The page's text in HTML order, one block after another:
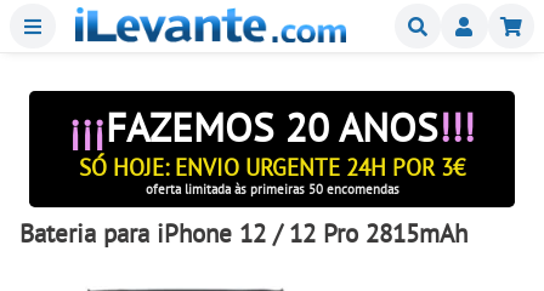
Menu Buscar
¡¡¡FAZEMOS 20 ANOS!!!
SÓ HOJE: ENVIO URGENTE 24H POR 3€
oferta limitada às primeiras 50 encomendas
Bateria para iPhone 12 / 12 Pro 2815mAh